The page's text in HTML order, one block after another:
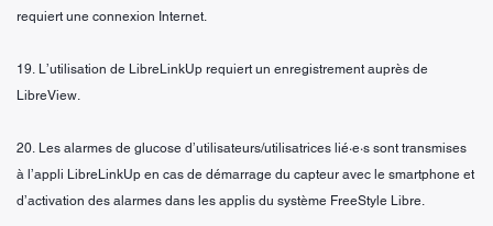
requiert une connexion Internet.
19. L’utilisation de LibreLinkUp requiert un enregistrement auprès de
LibreView.
20. Les alarmes de glucose d’utilisateurs/utilisatrices lié·e·s sont transmises
à l’appli LibreLinkUp en cas de démarrage du capteur avec le smartphone et
d’activation des alarmes dans les applis du système FreeStyle Libre.